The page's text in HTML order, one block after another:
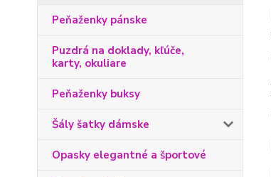
Peňaženky pánske
Puzdrá na doklady, kľúče,
karty, okuliare
Peňaženky buksy
Šály šatky dámske
Opasky elegantné a športové